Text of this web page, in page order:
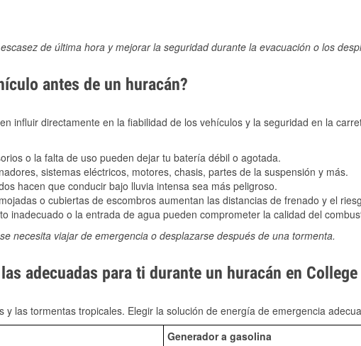
de última hora y mejorar la seguridad durante la evacuación o los
antes de un huracán?
influir directamente en la fiabilidad de los vehículos y la seguridad en la
o la falta de uso pueden dejar tu batería débil o agotada.
sistemas eléctricos, motores, chasis, partes de la suspensión y más.
hacen que conducir bajo lluvia intensa sea más peligroso.
o cubiertas de escombros aumentan las distancias de frenado y el
inadecuado o la entrada de agua pueden comprometer la calidad del
necesita viajar de emergencia o desplazarse después de una tormenta.
adecuadas para ti durante un huracán en
las tormentas tropicales. Elegir la solución de energía de emergencia
Generador a gasolina